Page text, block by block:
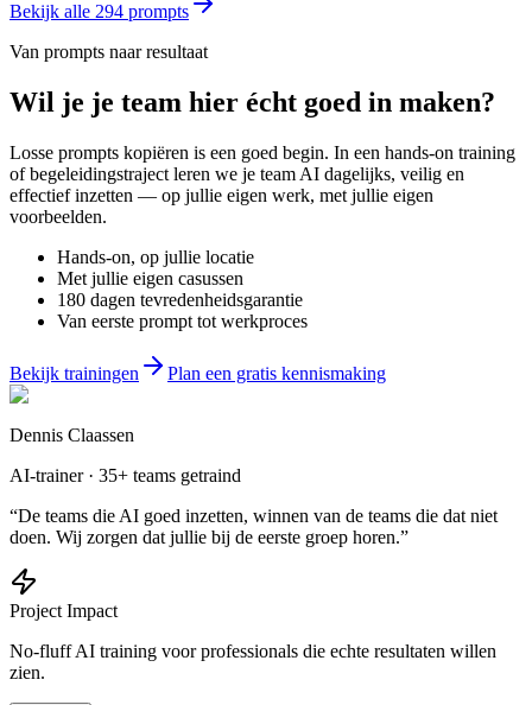
Bekijk alle 294 prompts
Van prompts naar resultaat
Wil je je team hier écht goed in maken?
Losse prompts kopiëren is een goed begin. In een hands-on training
of begeleidingstraject leren we je team AI dagelijks, veilig en
effectief inzetten — op jullie eigen werk, met jullie eigen
voorbeelden.
Hands-on, op jullie locatie
Met jullie eigen casussen
180 dagen tevredenheidsgarantie
Van eerste prompt tot werkproces
Bekijk trainingen Plan een gratis kennismaking
Dennis Claassen
AI-trainer · 35+ teams getraind
“De teams die AI goed inzetten, winnen van de teams die dat niet
doen. Wij zorgen dat jullie bij de eerste groep horen.”
Project Impact
No-fluff AI training voor professionals die echte resultaten willen
zien.